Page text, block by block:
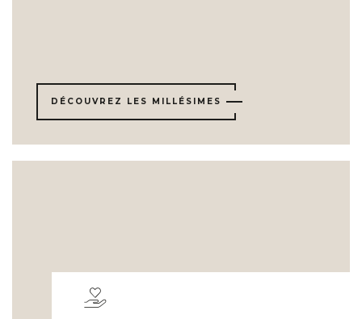
DÉCOUVREZ LES MILLÉSIMES